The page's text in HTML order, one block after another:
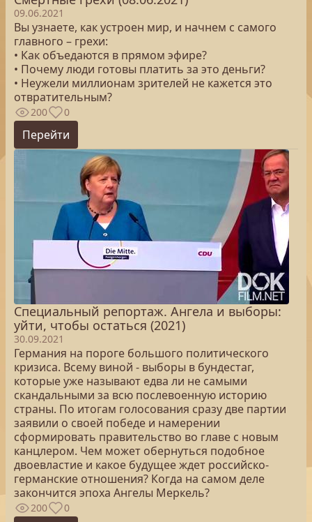
09.06.2021
Вы узнаете, как устроен мир, и начнем с самого
главного – грехи:
• Как объедаются в прямом эфире?
• Почему люди готовы платить за это деньги?
• Неужели миллионам зрителей не кажется это
отвратительным?
200 0
Перейти
Специальный репортаж. Ангела и выборы:
уйти, чтобы остаться (2021)
30.09.2021
Германия на пороге большого политического
кризиса. Всему виной - выборы в бундестаг,
которые уже называют едва ли не самыми
скандальными за всю послевоенную историю
страны. По итогам голосования сразу две партии
заявили о своей победе и намерении
сформировать правительство во главе с новым
канцлером. Чем может обернуться подобное
двоевластие и какое будущее ждет российско-
германские отношения? Когда на самом деле
закончится эпоха Ангелы Меркель?
200 0